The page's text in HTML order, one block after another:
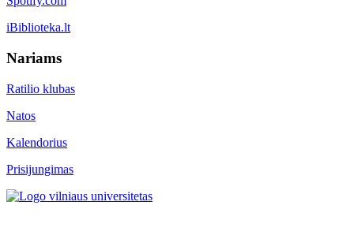
iBiblioteka.lt
Nariams
Ratilio klubas
Natos
Kalendorius
Prisijungimas